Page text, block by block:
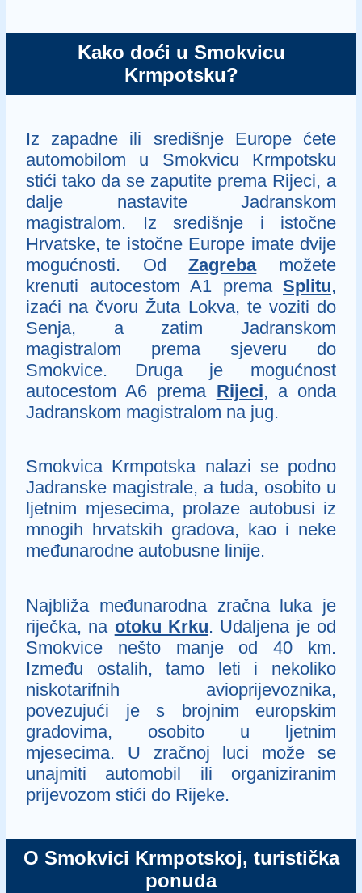
Kako doći u Smokvicu
Krmpotsku?
Iz zapadne ili središnje Europe ćete
automobilom u Smokvicu Krmpotsku
stići tako da se zaputite prema Rijeci, a
dalje nastavite Jadranskom
magistralom. Iz središnje i istočne
Hrvatske, te istočne Europe imate dvije
mogućnosti. OdZagrebamožete
krenuti autocestom A1 prema Splitu,
izaći na čvoru Žuta Lokva, te voziti do
Senja, a zatim Jadranskom
magistralom prema sjeveru do
Smokvice. Druga je mogućnost
autocestom A6 prema Rijeci, a onda
Jadranskom magistralom na jug.
Smokvica Krmpotska nalazi se podno
Jadranske magistrale, a tuda, osobito u
ljetnim mjesecima, prolaze autobusi iz
mnogih hrvatskih gradova, kao i neke
međunarodne autobusne linije.
Najbliža međunarodna zračna luka je
riječka, na otoku Krku. Udaljena je od
Smokvice nešto manje od 40 km.
Između ostalih, tamo leti i nekoliko
niskotarifnih avioprijevoznika,
povezujući je s brojnim europskim
gradovima, osobito u ljetnim
mjesecima. U zračnoj luci može se
unajmiti automobil ili organiziranim
prijevozom stići do Rijeke.
O Smokvici Krmpotskoj, turistička
ponuda